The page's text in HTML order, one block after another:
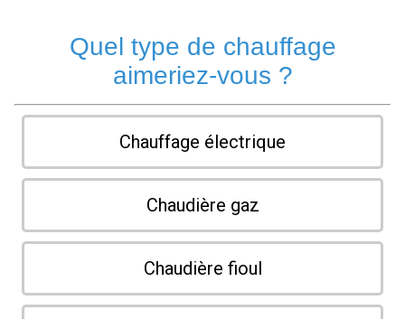
Quel type de chauffage
aimeriez-vous ?
Chauffage électrique
Chaudière gaz
Chaudière fioul